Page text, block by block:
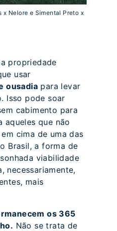
x Nelore e Simental Preto x
propriedade
usar
ousadiapara levar
Isso pode soar
cabimento para
aqueles que não
cima de uma das
Brasil, a forma de
viabilidade
necessariamente,
mais
os 365
Não se trata de